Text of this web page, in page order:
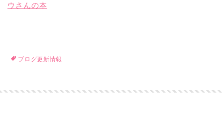
ウさんの本
ブログ更新情報